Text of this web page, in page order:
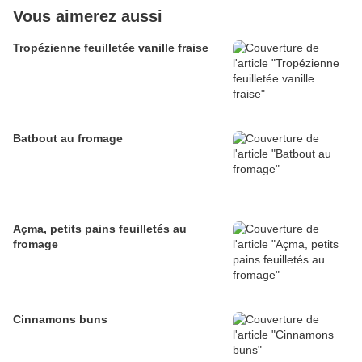
Vous aimerez aussi
Tropézienne feuilletée vanille fraise
Batbout au fromage
Açma, petits pains feuilletés au
fromage
Cinnamons buns